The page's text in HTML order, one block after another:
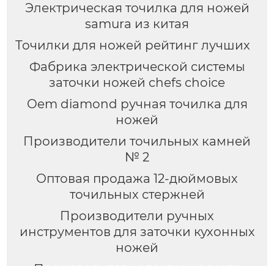
Электрическая точилка для ножей
samura из китая
Точилки для ножей рейтинг лучших
Фабрика электрической системы
заточки ножей chefs choice
Oem diamond ручная точилка для
ножей
Производители точильных камней
№ 2
Оптовая продажа 12-дюймовых
точильных стержней
Производители ручных
инструментов для заточки кухонных
ножей